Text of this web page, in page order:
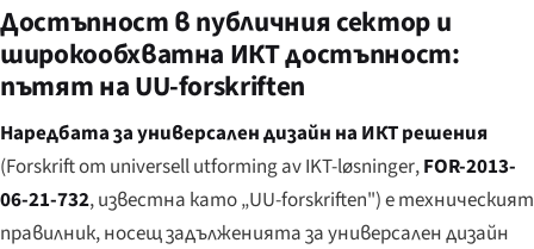
Достъпност в публичния сектор и
широкообхватна ИКТ достъпност:
пътят на UU-forskriften
Наредбата за универсален дизайн на ИКТ решения
(Forskrift om universell utforming av IKT-løsninger,FOR-2013-
06-21-732, известна като „UU-forskriften") е техническият
правилник, носещ задълженията за универсален дизайн